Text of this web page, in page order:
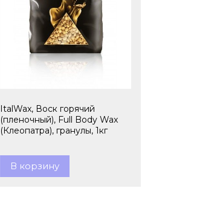
ItalWax, Воск горячий
(пленочный), Full Body Wax
(Клеопатра), гранулы, 1кг
В корзину